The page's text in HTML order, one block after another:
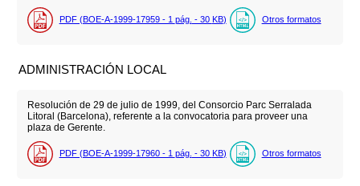
PDF (BOE-A-1999-17959 - 1 pág. - 30 KB) Otros formatos
ADMINISTRACIÓN LOCAL
Resolución de 29 de julio de 1999, del Consorcio Parc Serralada
Litoral (Barcelona), referente a la convocatoria para proveer una
plaza de Gerente.
PDF (BOE-A-1999-17960 - 1 pág. - 30 KB) Otros formatos